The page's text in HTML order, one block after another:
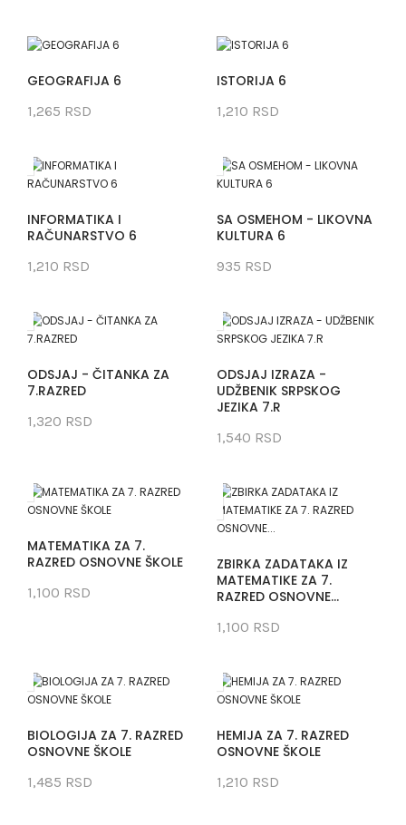
GEOGRAFIJA 6
1,265 RSD
ISTORIJA 6
1,210 RSD
INFORMATIKA I
RAČUNARSTVO 6
1,210 RSD
SA OSMEHOM - LIKOVNA
KULTURA 6
935 RSD
ODSJAJ - ČITANKA ZA
7.RAZRED
1,320 RSD
ODSJAJ IZRAZA -
UDŽBENIK SRPSKOG
JEZIKA 7.R
1,540 RSD
MATEMATIKA ZA 7.
RAZRED OSNOVNE ŠKOLE
1,100 RSD
ZBIRKA ZADATAKA IZ
MATEMATIKE ZA 7.
RAZRED OSNOVNE...
1,100 RSD
BIOLOGIJA ZA 7. RAZRED
OSNOVNE ŠKOLE
1,485 RSD
HEMIJA ZA 7. RAZRED
OSNOVNE ŠKOLE
1,210 RSD